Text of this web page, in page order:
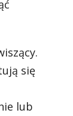
się
lub